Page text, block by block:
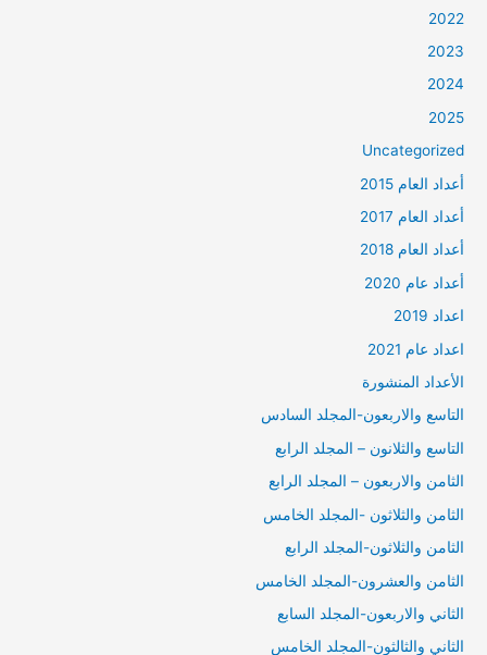
2022
2023
2024
2025
Uncategorized
أعداد العام 2015
أعداد العام 2017
أعداد العام 2018
أعداد عام 2020
اعداد 2019
اعداد عام 2021
الأعداد المنشورة
التاسع والاربعون-المجلد السادس
التاسع والثلانون – المجلد الرابع
الثامن والاربعون – المجلد الرابع
الثامن والثلاثون -المجلد الخامس
الثامن والثلاثون-المجلد الرابع
الثامن والعشرون-المجلد الخامس
الثاني والاربعون-المجلد السابع
الثاني والثالثون-المجلد الخامس